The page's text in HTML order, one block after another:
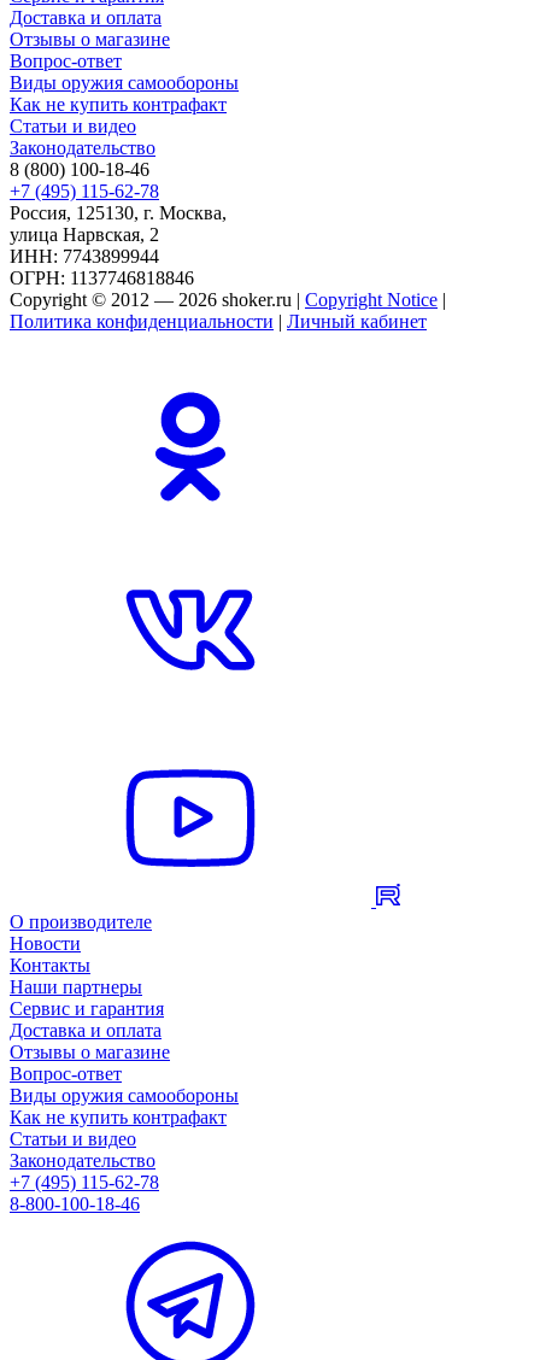
Доставка и оплата
Отзывы о магазине
Вопрос-ответ
Виды оружия самообороны
Как не купить контрафакт
Статьи и видео
Законодательство
8 (800) 100-18-46
+7 (495) 115-62-78
Россия, 125130, г. Москва,
улица Нарвская, 2
ИНН: 7743899944
ОГРН: 1137746818846
Copyright © 2012 — 2026 shoker.ru | Copyright Notice |
Политика конфиденциальности | Личный кабинет
О производителе
Новости
Контакты
Наши партнеры
Сервис и гарантия
Доставка и оплата
Отзывы о магазине
Вопрос-ответ
Виды оружия самообороны
Как не купить контрафакт
Статьи и видео
Законодательство
+7 (495) 115-62-78
8-800-100-18-46